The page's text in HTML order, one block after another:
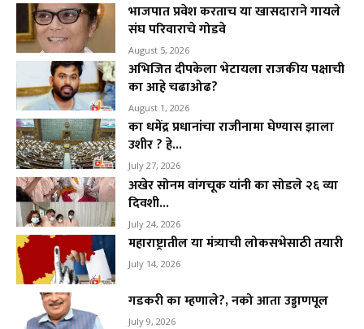
भाजपात प्रवेश करताच या खासदाराने गायले
संघ परिवाराचे गोडवे
August 5, 2026
अभिजित दीपकेला भेटायला राजकीय पक्षाची
का आहे चढाओढ?
August 1, 2026
का धमेंद्र प्रधानांचा राजीनामा घेण्यास झाला
उशीर ? हे...
July 27, 2026
अखेर सोनम वांगचूक यांनी का सोडले २६ व्या
दिवशी...
July 24, 2026
महाराष्ट्रातील या मंत्र्याची लोकसभेसाठी तयारी
July 14, 2026
गडकरी का म्हणाले?, नको आता उड्डाणपूल
July 9, 2026